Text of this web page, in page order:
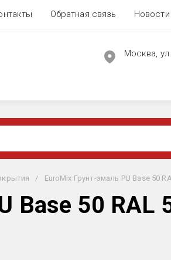
Обратная связь Новости
Москва,
/ EuroMix Грунт-эмаль PU Base 50
Base 50 RAL